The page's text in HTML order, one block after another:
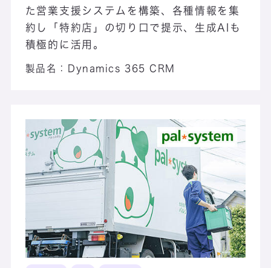
た営業支援システムを構築、各種情報を集
約し「特約店」の切り口で提示、生成AIも
積極的に活用。
製品名： Dynamics 365 CRM